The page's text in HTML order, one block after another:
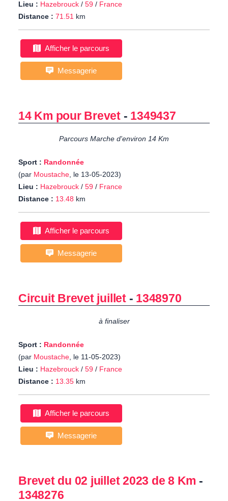
Lieu : Hazebrouck / 59 / France
Distance : 71.51 km
Afficher le parcours
Messagerie
14 Km pour Brevet - 1349437
Parcours Marche d'environ 14 Km
Sport : Randonnée
(par Moustache, le 13-05-2023)
Lieu : Hazebrouck / 59 / France
Distance : 13.48 km
Afficher le parcours
Messagerie
Circuit Brevet juillet- 1348970
à finaliser
Sport : Randonnée
(par Moustache, le 11-05-2023)
Lieu : Hazebrouck / 59 / France
Distance : 13.35 km
Afficher le parcours
Messagerie
Brevet du 02 juillet 2023 de 8 Km -
1348276